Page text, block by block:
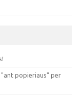
"ant popieriaus" per